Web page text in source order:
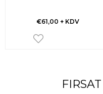
€61,00 + KDV